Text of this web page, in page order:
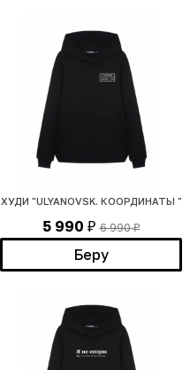
ХУДИ "ULYANOVSK. КООРДИНАТЫ "
5 990 ₽ 6 990₽
Беру